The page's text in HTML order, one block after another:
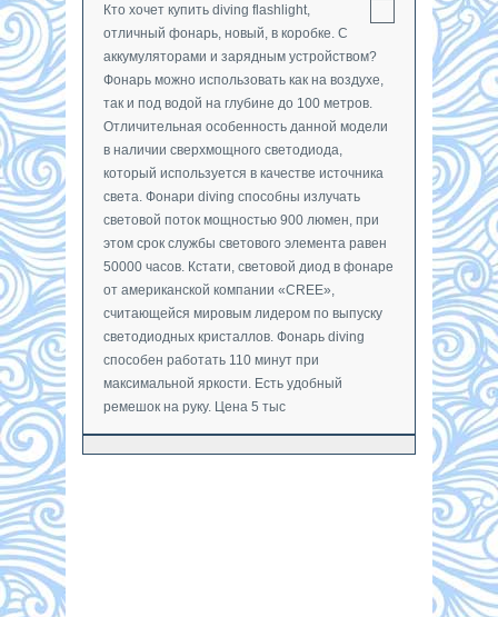
Кто хочет купить diving flashlight,
отличный фонарь, новый, в коробке. С
аккумуляторами и зарядным устройством?
Фонарь можно использовать как на воздухе,
так и под водой на глубине до 100 метров.
Отличительная особенность данной модели
в наличии сверхмощного светодиода,
который используется в качестве источника
света. Фонари diving способны излучать
световой поток мощностью 900 люмен, при
этом срок службы светового элемента равен
50000 часов. Кстати, световой диод в фонаре
от американской компании «CREE»,
считающейся мировым лидером по выпуску
светодиодных кристаллов. Фонарь diving
способен работать 110 минут при
максимальной яркости. Есть удобный
ремешок на руку. Цена 5 тыс